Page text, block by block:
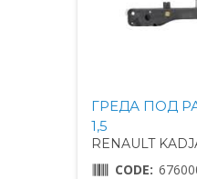
ГРЕДА ПОД
1,5
RENAULT
CODE: